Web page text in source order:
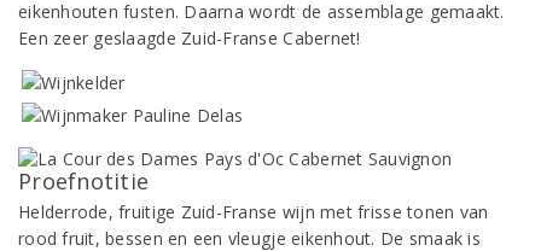
eikenhouten fusten. Daarna wordt de assemblage gemaakt.
Een zeer geslaagde Zuid-Franse Cabernet!
Proefnotitie
Helderrode, fruitige Zuid-Franse wijn met frisse tonen van
rood fruit, bessen en een vleugje eikenhout. De smaak is